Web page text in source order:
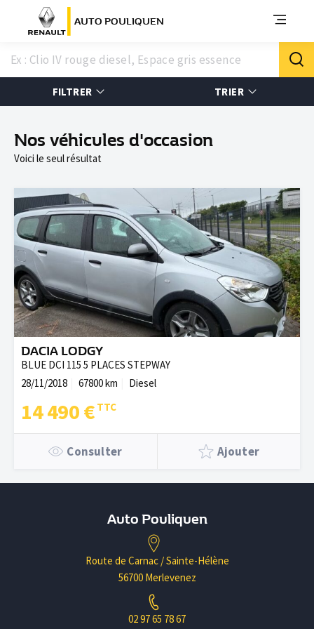
AUTO POULIQUEN
FILTRER TRIER
Nos véhicules d'occasion
Voici le seul résultat
DACIA LODGY
BLUE DCI 115 5 PLACES STEPWAY
28/11/2018
67800 km Diesel
14 490 €
Consulter Ajouter
Auto Pouliquen
Route de Carnac / Sainte-Hélène
56700 Merlevenez
02 97 65 78 67